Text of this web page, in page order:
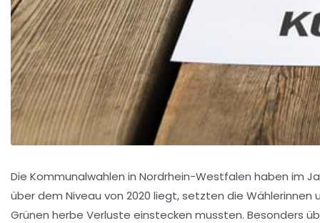
Die Kommunalwahlen in Nordrhein-Westfalen haben im
über dem Niveau von 2020 liegt, setzten die Wählerinnen
Grünen herbe Verluste einstecken mussten. Besonders